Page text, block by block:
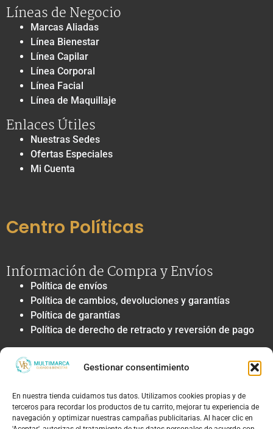
Gestionar consentimiento
En nuestra tienda cuidamos tus datos. Utilizamos cookies propias y de
terceros para recordar los productos de tu carrito, mejorar tu experiencia de
navegación y optimizar nuestras campañas publicitarias. Al hacer clic en
Líneas de Negocio
Marcas Aliadas
Línea Bienestar
Línea Capilar
Línea Corporal
Línea Facial
Línea de Maquillaje
Enlaces Útiles
Nuestras Sedes
Ofertas Especiales
Mi Cuenta
Centro Políticas
Información de Compra y Envíos
Política de envíos
Política de cambios, devoluciones y garantías
Política de garantías
Política de derecho de retracto y reversión de pago
Privacidad y Tratamiento de Datos
Política de privacidad y tratamiento de datos
Autorización de contacto, marketing y
comunicaciones comerciales